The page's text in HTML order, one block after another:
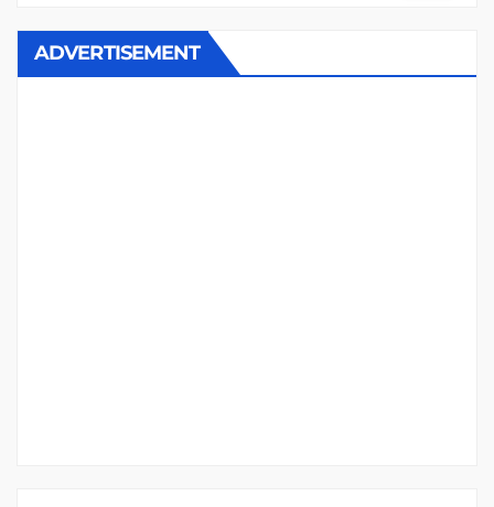
ADVERTISEMENT